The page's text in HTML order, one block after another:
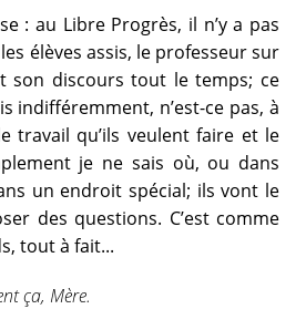
: au Libre Progrès, il n’y a pas
élèves assis, le professeur sur
son discours tout le temps; ce
indifféremment, n’est-ce pas, à
travail qu’ils veulent faire et le
je ne sais où, ou dans
un endroit spécial; ils vont le
des questions. C’est comme
tout à fait...
ça, Mère.